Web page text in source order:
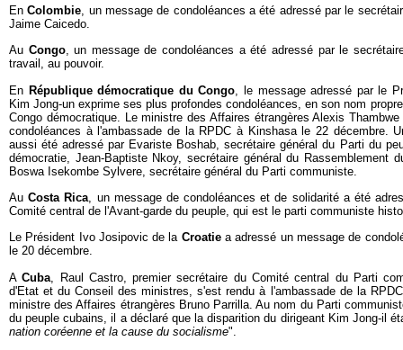
EnColombie, un message de condoléances a été adressé par le
Jaime Caicedo.
Au Congo, un message de condoléances a été adressé par le
travail, au pouvoir.
En République démocratique du Congo, le message adressé par le
Kim Jong-un exprime ses plus profondes condoléances, en son nom
Congo démocratique. Le ministre des Affaires étrangères Alexis
condoléances à l'ambassade de la RPDC à Kinshasa le 22 décembre.
aussi été adressé par Evariste Boshab, secrétaire général du Parti du
démocratie, Jean-Baptiste Nkoy, secrétaire général du Rassemblement
Boswa Isekombe Sylvere, secrétaire général du Parti communiste.
AuCosta Rica, un message de condoléances et de solidarité a été
Comité central de l'Avant-garde du peuple, qui est le parti communiste
Le Président Ivo Josipovic de la Croatiea adressé un message de
le 20 décembre.
ACuba, Raul Castro, premier secrétaire du Comité central du Parti
d'Etat et du Conseil des ministres, s'est rendu à l'ambassade de la
ministre des Affaires étrangères Bruno Parrilla. Au nom du Parti
du peuple cubains, il a déclaré que la disparition du dirigeant Kim Jong-il
nation coréenne et la cause du socialisme".